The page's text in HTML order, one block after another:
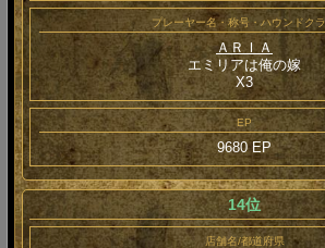
プレーヤー名・称号・ハウンドク
ＡＲＩＡ
エミリアは俺の嫁
Χ3
EP
9680 EP
14位
店舗名/都道府県